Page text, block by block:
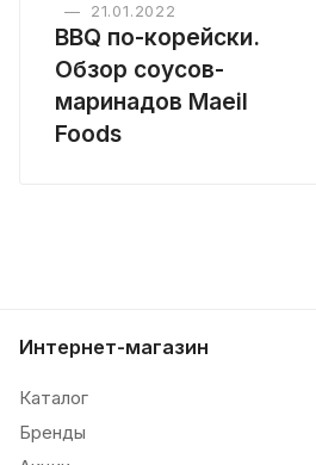
—
21.01.2022
BBQ по-корейски.
Обзор соусов-
маринадов Maeil
Foods
Интернет-магазин
Каталог
Бренды